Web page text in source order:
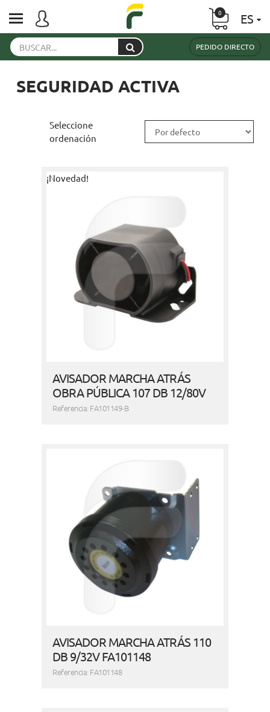
PEDIDO DIRECTO
ES
0
SEGURIDAD ACTIVA
Seleccione
ordenación
¡Novedad!
AVISADOR MARCHA ATRÁS
OBRA PÚBLICA 107 DB 12/80V
Referencia: FA101149-B
AVISADOR MARCHA ATRÁS 110
DB 9/32V FA101148
Referencia: FA101148